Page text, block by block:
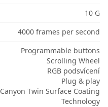
10 G
4000 frames per second
Programmable buttons
Scrolling Wheel
RGB podsvícení
Plug & play
Canyon Twin Surface Coating
Technology